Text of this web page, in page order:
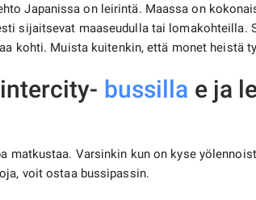
Japanissa on leirintä. Maassa on
sijaitsevat maaseudulla tai lomakohteilla.
kohti. Muista kuitenkin, että monet heistä
bussilla e ja
matkustaa. Varsinkin kun on kyse
voit ostaa bussipassin.